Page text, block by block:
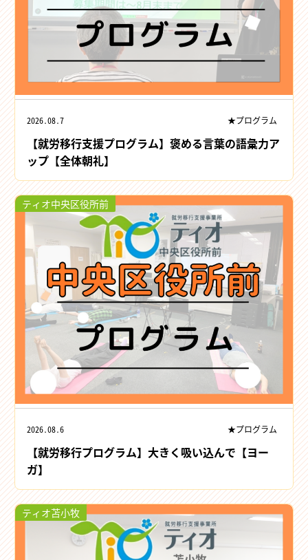
2026.08.7 ★プログラム
【就労移行支援プログラム】褒める言葉の語彙力ア
ップ【全体朝礼】
ティオ中央区役所前
2026.08.6 ★プログラム
【就労移行プログラム】大きく吸い込んで【ヨー
ガ】
ティオ苫小牧